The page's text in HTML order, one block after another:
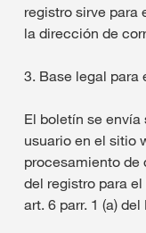
registro sirve para
la dirección de
3. Base legal para
El boletín se envía
usuario en el sitio
procesamiento de
del registro para
art. 6 parr. 1 (a) del